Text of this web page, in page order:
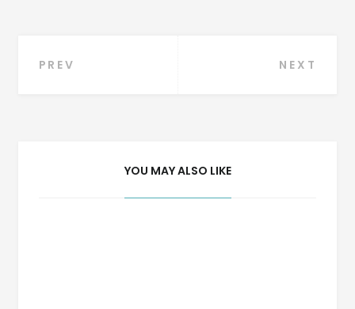
Navegação
PREV NEXT
YOU MAY ALSO LIKE